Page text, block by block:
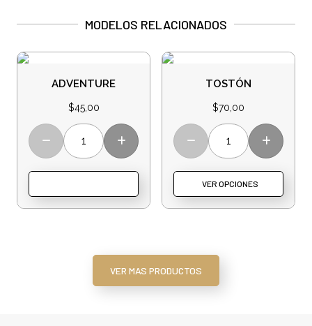
MODELOS RELACIONADOS
ADVENTURE
$45,00
TOSTÓN
$70,00
VER OPCIONES
VER MAS PRODUCTOS